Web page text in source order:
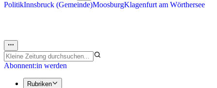
PolitikInnsbruck (Gemeinde)MoosburgKlagenfurt am Wörthersee
Abonnent:in werden
Rubriken